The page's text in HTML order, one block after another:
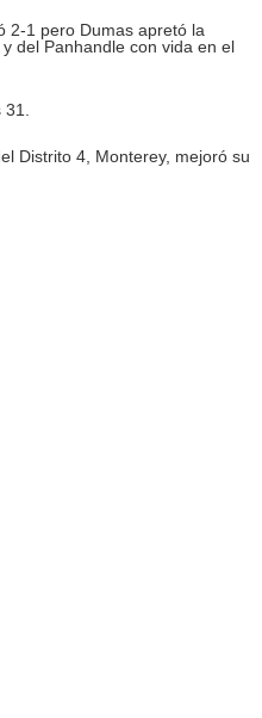
2-1 pero Dumas apretó la
del Panhandle con vida en el
Distrito 4, Monterey, mejoró su